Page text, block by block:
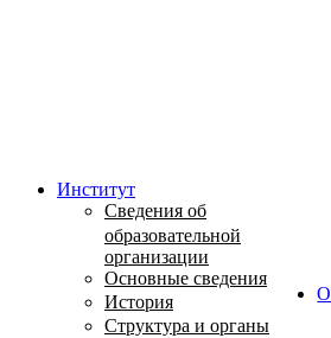
Институт
Сведения об
образовательной
организации
Основные сведения
История
Структура и органы